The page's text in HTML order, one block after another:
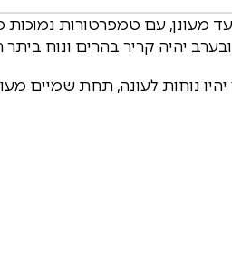
מעונן, עם טמפרטורות נמוכות
יהיה קריר בהרים ונוח ביתר
נוחות לעונה, תחת שמיים